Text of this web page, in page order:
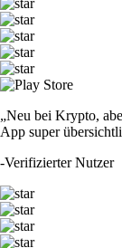
„Neu bei Krypto,
App super
-Verifizierter Nutzer